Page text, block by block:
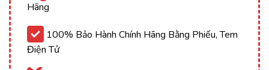
Hãng
100% Bảo Hành Chính Hãng Bằng Phiếu, Tem
Điện Tử